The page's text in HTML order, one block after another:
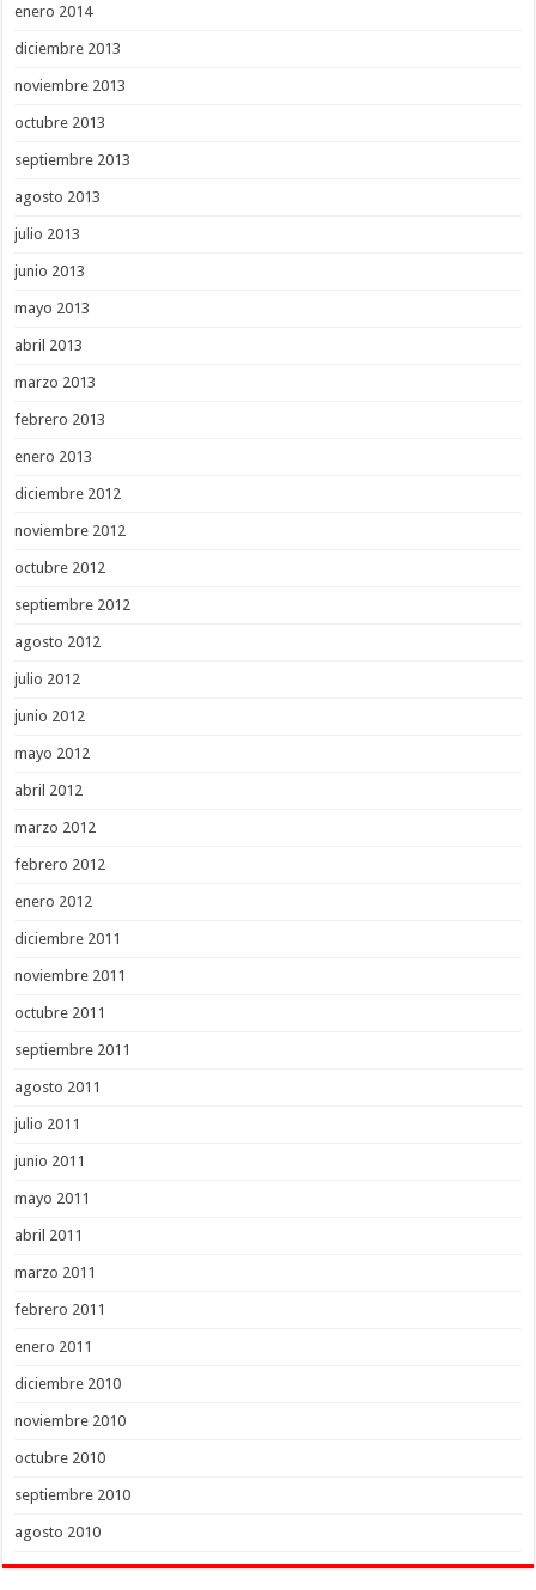
enero 2014
diciembre 2013
noviembre 2013
octubre 2013
septiembre 2013
agosto 2013
julio 2013
junio 2013
mayo 2013
abril 2013
marzo 2013
febrero 2013
enero 2013
diciembre 2012
noviembre 2012
octubre 2012
septiembre 2012
agosto 2012
julio 2012
junio 2012
mayo 2012
abril 2012
marzo 2012
febrero 2012
enero 2012
diciembre 2011
noviembre 2011
octubre 2011
septiembre 2011
agosto 2011
julio 2011
junio 2011
mayo 2011
abril 2011
marzo 2011
febrero 2011
enero 2011
diciembre 2010
noviembre 2010
octubre 2010
septiembre 2010
agosto 2010